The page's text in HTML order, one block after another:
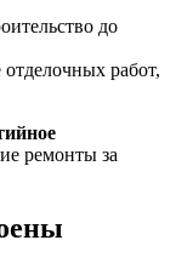
до
работ,
ремонты за